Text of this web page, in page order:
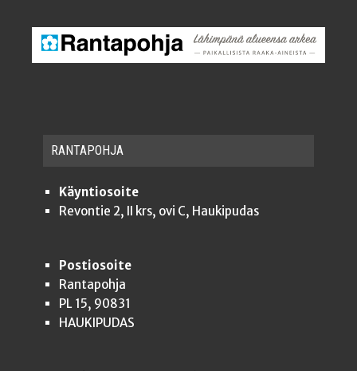
RAN­TA­POH­JA
Käyntiosoite
Revontie 2, II krs, ovi C, Haukipudas
Postiosoite
Rantapohja
PL 15, 90831
HAUKIPUDAS